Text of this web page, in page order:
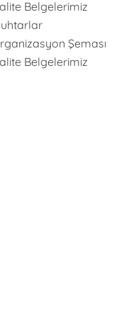
Belgelerimiz
Şeması
Belgelerimiz